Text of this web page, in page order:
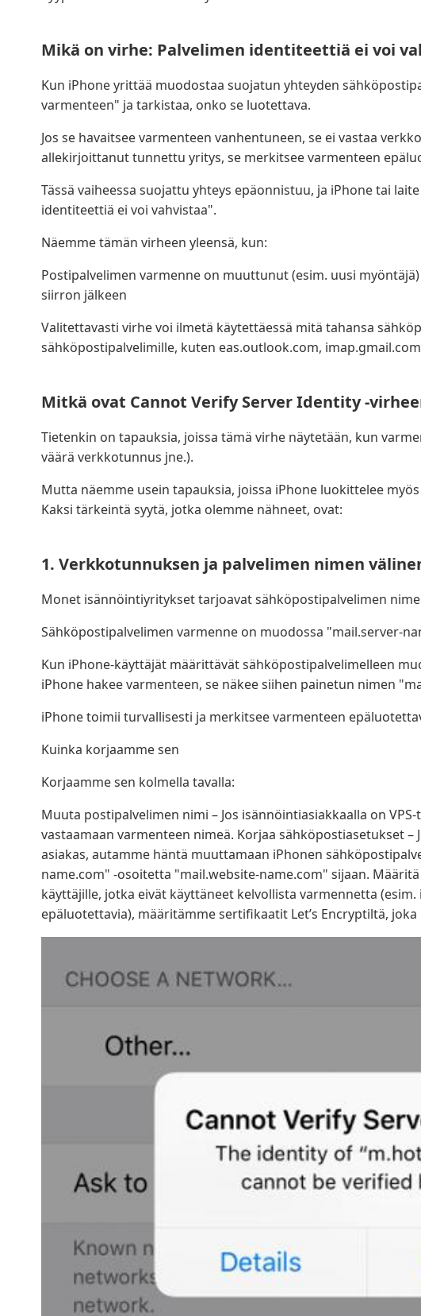
Mikä on virhe: Palvelimen identiteettiä ei voi
Kun iPhone yrittää muodostaa suojatun yhteyden
varmenteen" ja tarkistaa, onko se luotettava.
Jos se havaitsee varmenteen vanhentuneen, se ei vastaa
allekirjoittanut tunnettu yritys, se merkitsee varmenteen
Tässä vaiheessa suojattu yhteys epäonnistuu, ja iPhone tai
identiteettiä ei voi vahvistaa".
Näemme tämän virheen yleensä, kun:
Postipalvelimen varmenne on muuttunut (esim. uusi
siirron jälkeen
Valitettavasti virhe voi ilmetä käytettäessä mitä tahansa
sähköpostipalvelimille, kuten eas.outlook.com,
Mitkä ovat Cannot Verify Server Identity -
Tietenkin on tapauksia, joissa tämä virhe näytetään, kun
väärä verkkotunnus jne.).
Mutta näemme usein tapauksia, joissa iPhone luokittelee
Kaksi tärkeintä syytä, jotka olemme nähneet, ovat:
1. Verkkotunnuksen ja palvelimen nimen
Monet isännöintiyritykset tarjoavat sähköpostipalvelimen
Sähköpostipalvelimen varmenne on muodossa "mail.server-
Kun iPhone-käyttäjät määrittävät sähköpostipalvelimelleen
iPhone hakee varmenteen, se näkee siihen painetun nimen
iPhone toimii turvallisesti ja merkitsee varmenteen
Kuinka korjaamme sen
Korjaamme sen kolmella tavalla:
Muuta postipalvelimen nimi – Jos isännöintiasiakkaalla on
vastaamaan varmenteen nimeä. Korjaa sähköpostiasetukset
asiakas, autamme häntä muuttamaan iPhonen
name.com" -osoitetta "mail.website-name.com" sijaan.
käyttäjille, jotka eivät käyttäneet kelvollista varmennetta
epäluotettavia), määritämme sertifikaatit Let’s Encryptiltä,